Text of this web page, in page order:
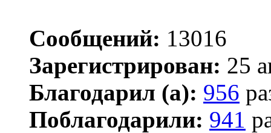
Сообщений: 13016
Зарегистрирован: 25
Благодарил (а): 956
Поблагодарили: 941